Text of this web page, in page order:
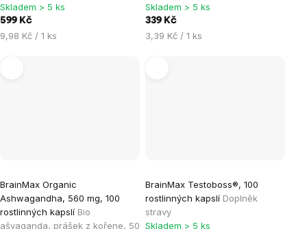
Skladem > 5 ks
599 Kč
Měrná
9,98 Kč / 1 ks
Skladem > 5 ks
339 Kč
Měrná
3,39 Kč / 1 ks
BrainMax Organic
Ashwagandha, 560 mg, 100
rostlinných kapslí Bio
ašvaganda, prášek z kořene, 50
BrainMax Testoboss®, 100
rostlinných kapslí Doplněk
stravy
Skladem > 5 ks